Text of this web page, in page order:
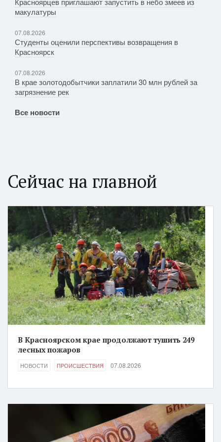
макулатуры
07.08.2026
Студенты оценили перспективы возвращения в
Красноярск
07.08.2026
В крае золотодобытчики заплатили 30 млн рублей за
загрязнение рек
Все новости
Сейчас на главной
В Красноярском крае продолжают тушить 249
лесных пожаров
НОВОСТИ ПРОИСШЕСТВИЯ 07.08.2026